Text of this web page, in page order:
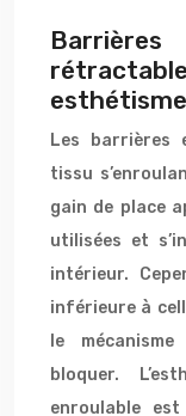
esthétisme
Les barrières
tissu
gain de place
utilisées et
intérieur.
inférieure à
le
bloquer.
enroulable